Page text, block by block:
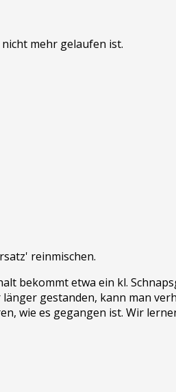
mehr gelaufen ist.
reinmischen.
bekommt etwa ein kl.
gestanden, kann man
wie es gegangen ist. Wir